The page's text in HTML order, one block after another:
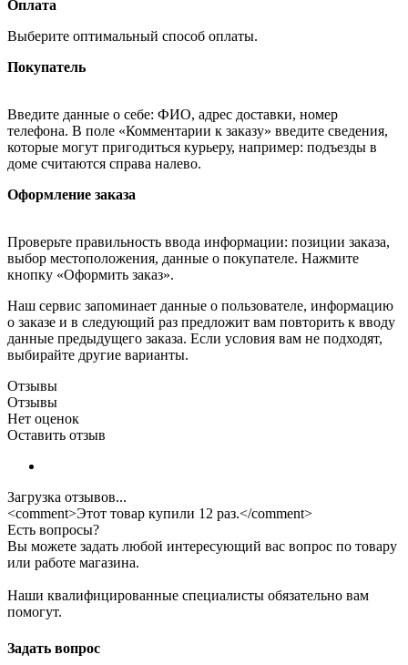
Оплата
Выберите оптимальный способ оплаты.
Покупатель
Введите данные о себе: ФИО, адрес доставки, номер
телефона. В поле «Комментарии к заказу» введите сведения,
которые могут пригодиться курьеру, например: подъезды в
доме считаются справа налево.
Оформление заказа
Проверьте правильность ввода информации: позиции заказа,
выбор местоположения, данные о покупателе. Нажмите
кнопку «Оформить заказ».
Наш сервис запоминает данные о пользователе, информацию
о заказе и в следующий раз предложит вам повторить к вводу
данные предыдущего заказа. Если условия вам не подходят,
выбирайте другие варианты.
Отзывы
Отзывы
Нет оценок
Оставить отзыв
Загрузка отзывов...
<comment>Этот товар купили 12 раз.</comment>
Есть вопросы?
Вы можете задать любой интересующий вас вопрос по товару
или работе магазина.
Наши квалифицированные специалисты обязательно вам
помогут.
Задать вопрос